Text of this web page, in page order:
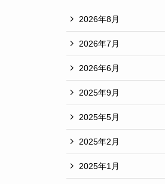
2026年8月
2026年7月
2026年6月
2025年9月
2025年5月
2025年2月
2025年1月